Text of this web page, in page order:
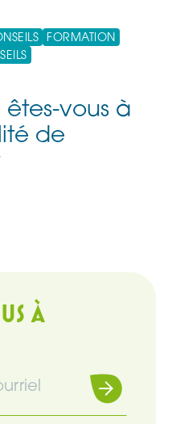
FORMATION
êtes-vous à
de
À
Souscrire